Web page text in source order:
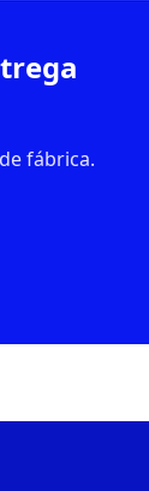
fábrica.